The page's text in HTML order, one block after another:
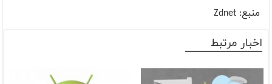
منبع: Zdnet
اخبار مرتبط